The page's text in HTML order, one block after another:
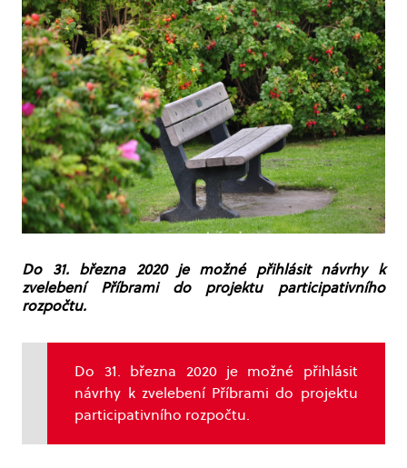
Do 31. března 2020 je možné přihlásit návrhy k
zvelebení Příbrami do projektu participativního
rozpočtu.
Do 31. března 2020 je možné přihlásit
návrhy k zvelebení Příbrami do projektu
participativního rozpočtu.